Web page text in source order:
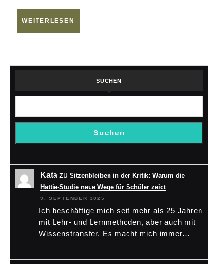
WEITERLESEN
SUCHEN
Suchen
Kata zu Sitzenbleiben in der Kritik: Warum die
Hattie-Studie neue Wege für Schüler zeigt
9. SEPTEMBER 2025
Ich beschäftige mich seit mehr als 25 Jahren
mit Lehr- und Lernmethoden, aber auch mit
Wissenstransfer. Es macht mich immer…